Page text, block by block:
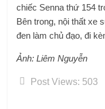
chiếc Senna thứ 154
Bên trong, nội thất xe
đen làm chủ đạo, đi
Ảnh: Liêm Nguyễn
Post Views: 503